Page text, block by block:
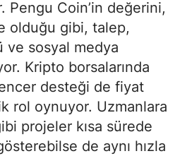
Pengu Coin’in değerini,
olduğu gibi, talep,
sosyal medya
Kripto borsalarında
desteği de fiyat
rol oynuyor. Uzmanlara
projeler kısa sürede
de aynı hızla